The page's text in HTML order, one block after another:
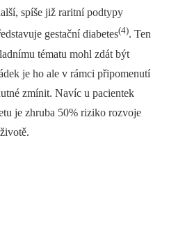
spíše již raritní podtypy
gestační diabetes(4). Ten
tématu mohl zdát být
je ho ale v rámci připomenutí
zmínit. Navíc u pacientek
je zhruba 50% riziko rozvoje